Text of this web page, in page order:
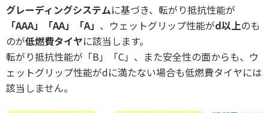
グレーディングシステムに基づき、転がり抵抗性能が
「AAA」「AA」「A」 、ウェットグリップ性能がd以上のも
のが低燃費タイヤに該当します。
転がり抵抗性能が「B」「C」、また安全性の面からも、ウ
ェットグリップ性能がdに満たない場合も低燃費タイヤには
該当しません。